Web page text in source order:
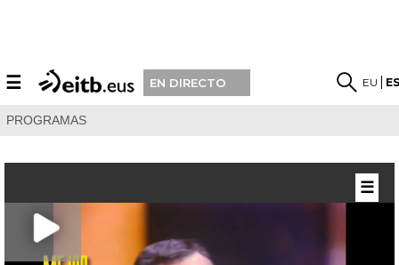
☰ EN DIRECTO EU
PROGRAMAS
☰